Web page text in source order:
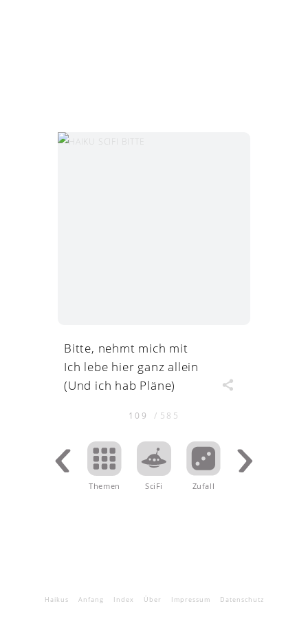
Bitte, nehmt mich mit
Ich lebe hier ganz allein
(Und ich hab Pläne)
109 / 585
Themen Zufall
SciFi
Haikus Anfang Index Über Impressum Datenschutz